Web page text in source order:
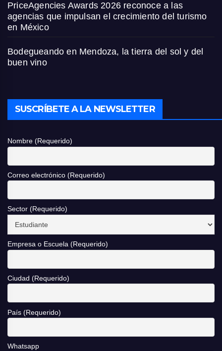
PriceAgencies Awards 2026 reconoce a las
agencias que impulsan el crecimiento del turismo
en México
Bodegueando en Mendoza, la tierra del sol y del
buen vino
SUSCRÍBETE A LA NEWSLETTER
Nombre (Requerido)
Correo electrónico (Requerido)
Sector (Requerido)
Empresa o Escuela (Requerido)
Ciudad (Requerido)
País (Requerido)
Whatsapp